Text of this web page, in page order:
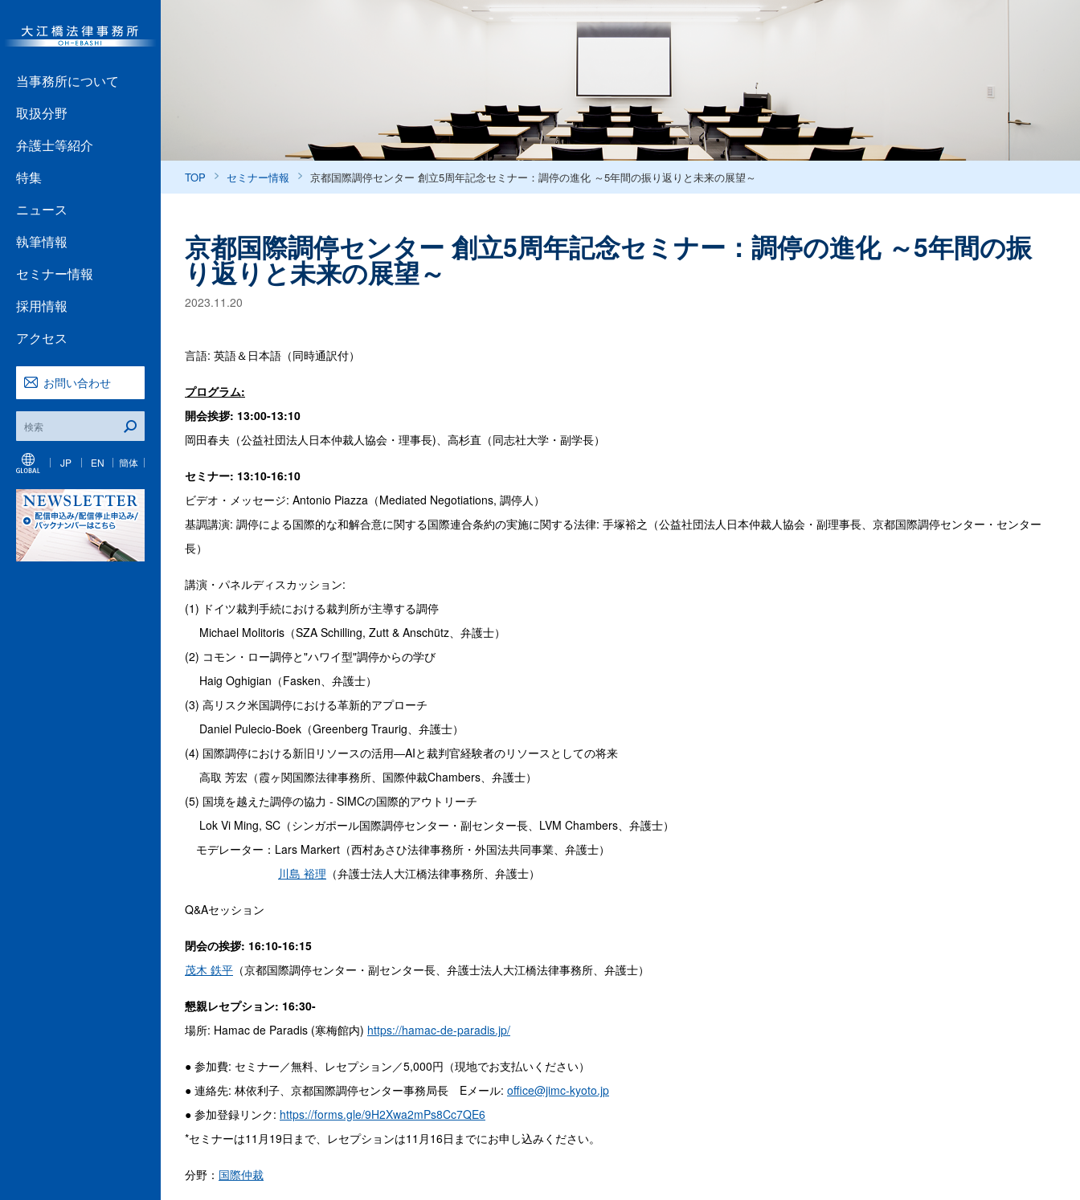
当事務所について
取扱分野
弁護士等紹介
特集
ニュース
執筆情報
セミナー情報
採用情報
アクセス
お問い合わせ
JP EN 簡体
TOP セミナー情報 京都国際調停センター 創立5周年記念セミナー：調停の進化 ～5年間の振り返りと未来の展望～
京都国際調停センター 創立5周年記念セミナー：調停の進化 ～5年間の振
り返りと未来の展望～
2023.11.20
言語: 英語＆日本語（同時通訳付）
プログラム:
開会挨拶: 13:00-13:10
岡田春夫（公益社団法人日本仲裁人協会・理事長)、高杉直（同志社大学・副学長）
セミナー: 13:10-16:10
ビデオ・メッセージ: Antonio Piazza（Mediated Negotiations, 調停人）
基調講演: 調停による国際的な和解合意に関する国際連合条約の実施に関する法律: 手塚裕之（公益社団法人日本仲裁人協会・副理事長、京都国際調停センター・センター
長）
講演・パネルディスカッション:
(1) ドイツ裁判手続における裁判所が主導する調停
Michael Molitoris（SZA Schilling, Zutt & Anschütz、弁護士）
(2) コモン・ロー調停と"ハワイ型"調停からの学び
Haig Oghigian（Fasken、弁護士）
(3) 高リスク米国調停における革新的アプローチ
Daniel Pulecio-Boek（Greenberg Traurig、弁護士）
(4) 国際調停における新旧リソースの活用―AIと裁判官経験者のリソースとしての将来
高取 芳宏（霞ヶ関国際法律事務所、国際仲裁Chambers、弁護士）
(5) 国境を越えた調停の協力 - SIMCの国際的アウトリーチ
Lok Vi Ming, SC（シンガポール国際調停センター・副センター長、LVM Chambers、弁護士）
モデレーター：Lars Markert（西村あさひ法律事務所・外国法共同事業、弁護士）
川島 裕理 （弁護士法人大江橋法律事務所、弁護士）
Q&Aセッション
閉会の挨拶: 16:10-16:15
茂木 鉄平 （京都国際調停センター・副センター長、弁護士法人大江橋法律事務所、弁護士）
懇親レセプション: 16:30-
場所: Hamac de Paradis (寒梅館内) https://hamac-de-paradis.jp/
● 参加費: セミナー／無料、レセプション／5,000円（現地でお支払いください）
● 連絡先: 林依利子、京都国際調停センター事務局長 Eメール: office@jimc-kyoto.jp
● 参加登録リンク: https://forms.gle/9H2Xwa2mPs8Cc7QE6
*セミナーは11月19日まで、レセプションは11月16日までにお申し込みください。
分野： 国際仲裁